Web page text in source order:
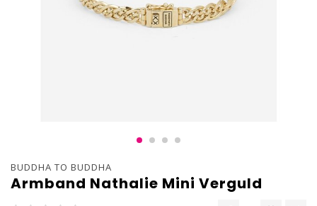
BUDDHA TO BUDDHA
Armband Nathalie Mini Verguld